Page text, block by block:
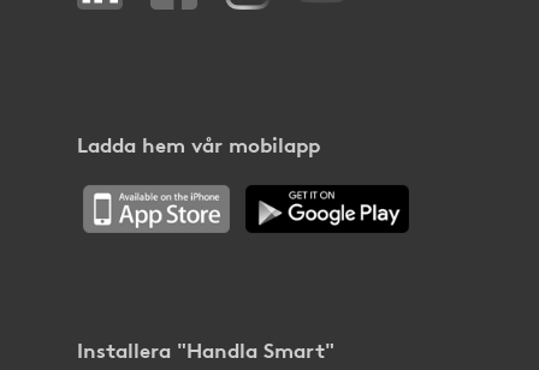
Ladda hem vår mobilapp
Installera "Handla Smart"